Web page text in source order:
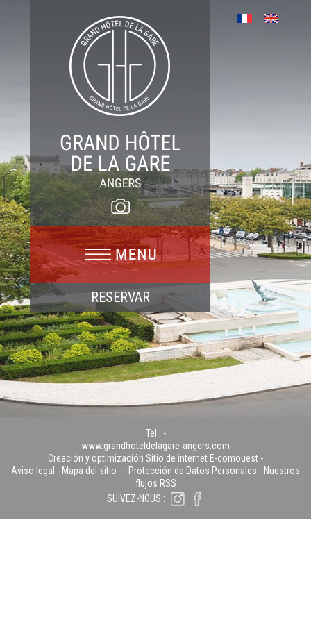
RESERVAR
Tel : -
www.grandhoteldelagare-angers.com
Creación y optimización Sitio de internet E-comouest -
Aviso legal - Mapa del sitio - - Protección de Datos Personales - Nuestros
flujos RSS
SUIVEZ-NOUS :